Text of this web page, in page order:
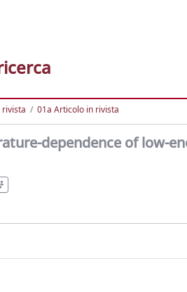
rivista 01a Articolo in rivista
dependence of low-